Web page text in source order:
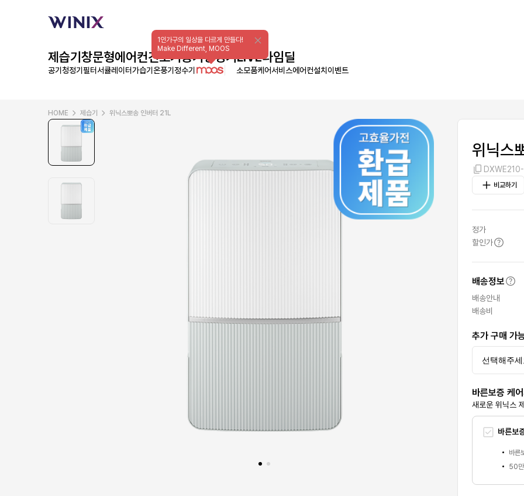
제습기창문형에어컨건조기공기청정기LIVE타임딜
공기청정기필터서큘레이터가습기 온풍기 정수기
1인가구의 일상을 다르게 만들다!
Make Different, MOOS
소모품케어서비스에어컨설치 이벤트
HOME 제습기 위닉스뽀송 인버터 21L
위닉스
비교하기
정가
할인가
배송정보
배송안내
배송비
추가 구매 가
바른보증 케
새로운 위닉스
바른보
바른
50만